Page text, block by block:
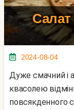
Салат
2024-08-04
Дуже смачний і апетитний салат з грибами, куркою і
квасолею
повсякденного